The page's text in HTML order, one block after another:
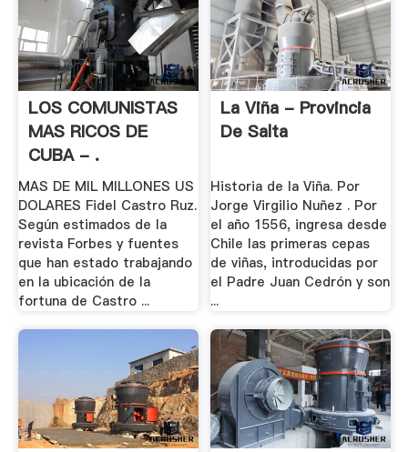
LOS COMUNISTAS
MAS RICOS DE
CUBA - .
MAS DE MIL MILLONES US
DOLARES Fidel Castro Ruz.
Según estimados de la
revista Forbes y fuentes
que han estado trabajando
en la ubicación de la
fortuna de Castro ...
La Viña - Provincia
De Salta
Historia de la Viña. Por
Jorge Virgilio Nuñez . Por
el año 1556, ingresa desde
Chile las primeras cepas
de viñas, introducidas por
el Padre Juan Cedrón y son
...